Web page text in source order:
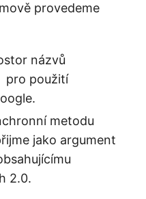
provedeme
názvů
pro použití
metodu
jako argument
2.0.